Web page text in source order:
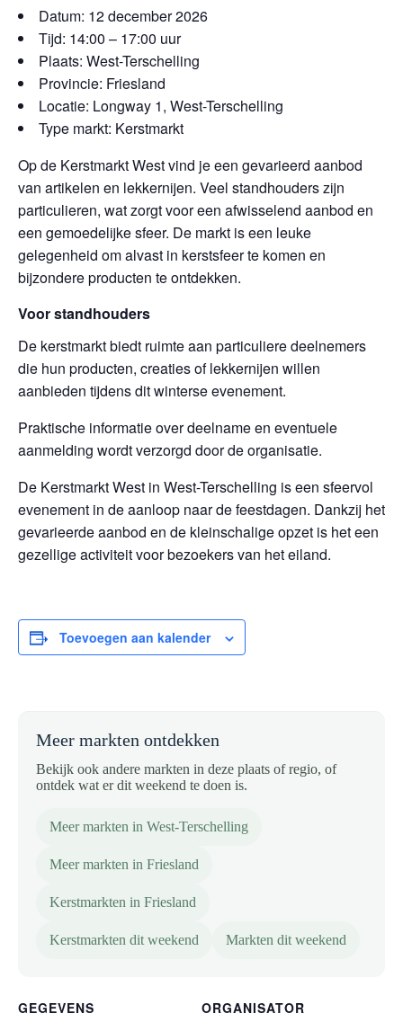
Datum: 12 december 2026
Tijd: 14:00 – 17:00 uur
Plaats: West-Terschelling
Provincie: Friesland
Locatie: Longway 1, West-Terschelling
Type markt: Kerstmarkt
Op de Kerstmarkt West vind je een gevarieerd aanbod
van artikelen en lekkernijen. Veel standhouders zijn
particulieren, wat zorgt voor een afwisselend aanbod en
een gemoedelijke sfeer. De markt is een leuke
gelegenheid om alvast in kerstsfeer te komen en
bijzondere producten te ontdekken.
Voor standhouders
De kerstmarkt biedt ruimte aan particuliere deelnemers
die hun producten, creaties of lekkernijen willen
aanbieden tijdens dit winterse evenement.
Praktische informatie over deelname en eventuele
aanmelding wordt verzorgd door de organisatie.
De Kerstmarkt West in West-Terschelling is een sfeervol
evenement in de aanloop naar de feestdagen. Dankzij het
gevarieerde aanbod en de kleinschalige opzet is het een
gezellige activiteit voor bezoekers van het eiland.
Toevoegen aan kalender
Meer markten ontdekken
Bekijk ook andere markten in deze plaats of regio, of
ontdek wat er dit weekend te doen is.
Meer markten in West-Terschelling
Meer markten in Friesland
Kerstmarkten in Friesland
Kerstmarkten dit weekend Markten dit weekend
GEGEVENS
ORGANISATOR